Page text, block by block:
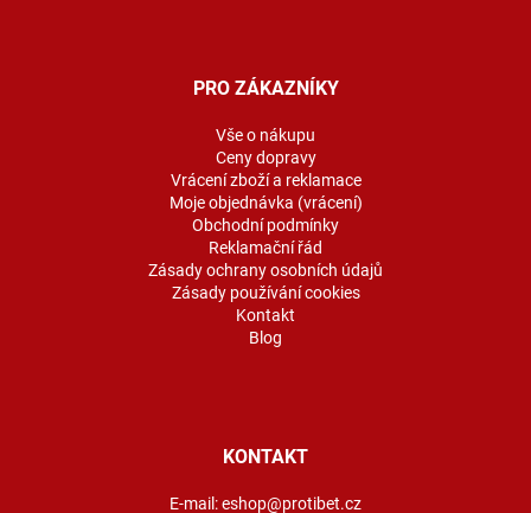
PRO ZÁKAZNÍKY
Vše o nákupu
Ceny dopravy
Vrácení zboží a reklamace
Moje objednávka (vrácení)
Obchodní podmínky
Reklamační řád
Zásady ochrany osobních údajů
Zásady používání cookies
Kontakt
Blog
KONTAKT
E-mail:eshop@protibet.cz